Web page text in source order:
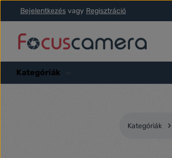
a fő tartalomra
Ugrás a kereséshez
Ugrás a fő navigációhoz
Bejelentkezés vagy Regisztráció
Kategóriák
Kategóriák